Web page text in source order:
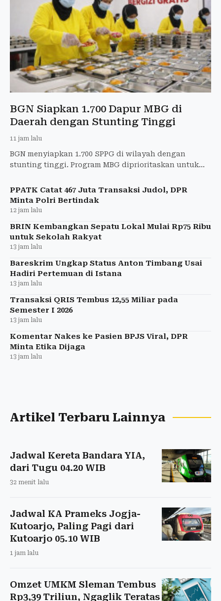
BGN Siapkan 1.700 Dapur MBG di
Daerah dengan Stunting Tinggi
11 jam lalu
BGN menyiapkan 1.700 SPPG di wilayah dengan
stunting tinggi. Program MBG diprioritaskan untuk
PPATK Catat 467 Juta Transaksi Judol, DPR
Minta Polri Bertindak
12 jam lalu
BRIN Kembangkan Sepatu Lokal Mulai Rp75 Ribu
untuk Sekolah Rakyat
13 jam lalu
Bareskrim Ungkap Status Anton Timbang Usai
Hadiri Pertemuan di Istana
13 jam lalu
Transaksi QRIS Tembus 12,55 Miliar pada
Semester I 2026
13 jam lalu
Komentar Nakes ke Pasien BPJS Viral, DPR
Minta Etika Dijaga
13 jam lalu
Artikel Terbaru Lainnya
Jadwal Kereta Bandara YIA,
dari Tugu 04.20 WIB
32 menit lalu
Jadwal KA Prameks Jogja-
Kutoarjo, Paling Pagi dari
Kutoarjo 05.10 WIB
1 jam lalu
Omzet UMKM Sleman Tembus
Rp3,39 Triliun, Ngaglik Teratas